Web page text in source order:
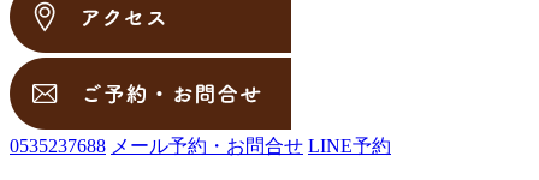
0535237688 メール予約・お問合せ LINE予約